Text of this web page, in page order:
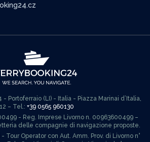
Portoferraio (LI) - Italia - Piazza Marinai d’Italia,
12 – Tel.: +39 0565 960130
- Reg. Imprese Livorno n. 00963600499 –
delle compagnie di navigazione proposte.
Tour Operator con Aut. Amm. Prov. di Livorno n°